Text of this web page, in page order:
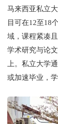
马来西亚私立
目可在12至18
域，课程紧凑
学术研究与论
上。私立大学
或加速毕业，